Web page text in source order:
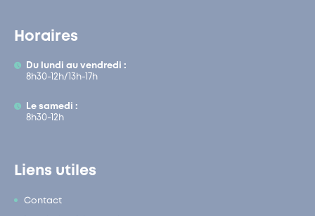
Horaires
Du lundi au vendredi :
8h30-12h/13h-17h
Le samedi :
8h30-12h
Liens utiles
Contact